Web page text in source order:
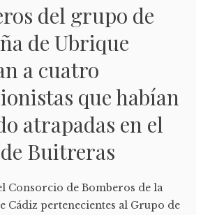
del grupo de
de Ubrique
a cuatro
que habían
atrapadas en el
Buitreras
Consorcio de Bomberos de la
Cádiz pertenecientes al Grupo de